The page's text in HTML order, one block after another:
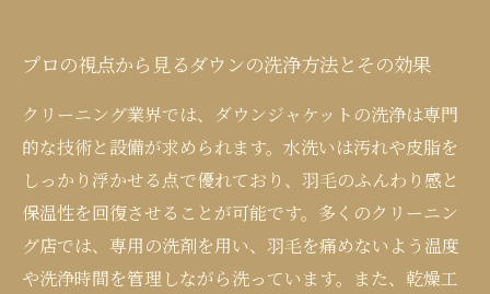
プロの視点から見るダウンの洗浄方法とその効果
クリーニング業界では、ダウンジャケットの洗浄は専門
的な技術と設備が求められます。水洗いは汚れや皮脂を
しっかり浮かせる点で優れており、羽毛のふんわり感と
保温性を回復させることが可能です。多くのクリーニン
グ店では、専用の洗剤を用い、羽毛を痛めないよう温度
や洗浄時間を管理しながら洗っています。また、乾燥工